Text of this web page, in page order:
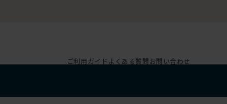
ご利用ガイド よくある質問お問い合わせ